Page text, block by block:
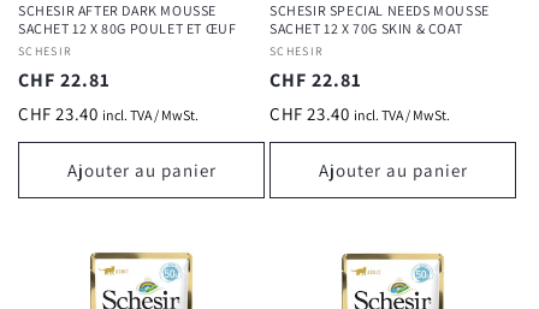
SCHESIR AFTER DARK MOUSSE
SACHET 12 X 80G POULET ET ŒUF
Fournisseur :
SCHESIR
Prix
habituel
CHF 22.81
CHF 23.40 incl. TVA / MwSt.
Ajouter au panier
SCHESIR SPECIAL NEEDS MOUSSE
SACHET 12 X 70G SKIN & COAT
Fournisseur :
SCHESIR
Prix
habituel
CHF 22.81
CHF 23.40 incl. TVA / MwSt.
Ajouter au panier